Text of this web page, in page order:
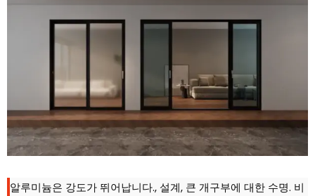
알루미늄은 강도가 뛰어납니다., 설계, 큰 개구부에 대한 수명. 비